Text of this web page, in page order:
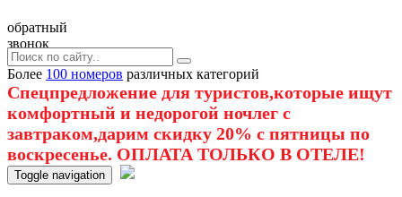
обратный
звонок
Более 100 номеров различных категорий
Спецпредложение для туристов,которые ищут
комфортный и недорогой ночлег с
завтраком,дарим скидку 20% с пятницы по
воскресенье. ОПЛАТА ТОЛЬКО В ОТЕЛЕ!
Toggle navigation